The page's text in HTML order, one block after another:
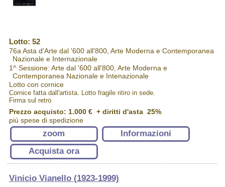
Lotto: 52
76a Asta d'Arte dal '600 all'800, Arte Moderna e Contemporanea
Nazionale e Internazionale
1^ Sessione: Arte dal '600 all'800, Arte Moderna e
Contemporanea Nazionale e Intenazionale
Lotto con cornice
Cornice fatta dall'artista. Lotto fragile ritiro in sede.
Firma sul retro
Prezzo acquisto: 1.000 €+ diritti d'asta 25%
più spese di spedizione
zoom
Informazioni
Acquista ora
Vinicio Vianello (1923-1999)